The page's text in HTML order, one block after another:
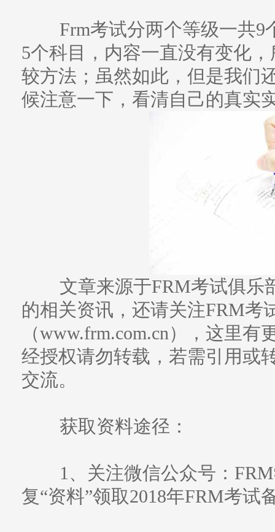
Frm考试分两个等级一共9
5个科目，内容一直没有变化
较方法；虽然如此，但是我们
候注意一下，看清自己的真实
文章来源于FRM考试俱乐
的相关资讯，还请关注FRM考
（www.frm.com.cn），这里
经授权请勿转载，若需引用或
交流。
获取资料途径：
1、关注微信公众号：
复“资料”领取2018年FRM考试